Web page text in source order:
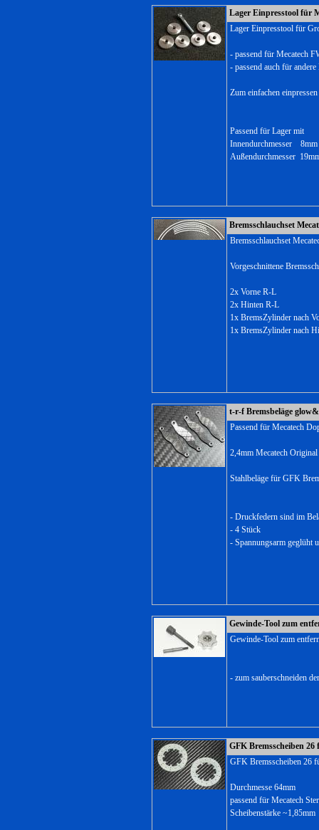
Lager Einpresstool für
Lager Einpresstool für
- passend für Mecatech
- passend auch für
Zum einfachen
Passend für Lager mit
Innendurchmesser 8mm
Außendurchmesser
Bremsschlauchset
Bremsschlauchset
Vorgeschnittene
2x Vorne R-L
2x Hinten R-L
1x BremsZylinder nach
1x BremsZylinder nach
t-r-f Bremsbeläge
Passend für Mecatech
2,4mm Mecatech
Stahlbeläge für GFK
- Druckfedern sind im
- 4 Stück
- Spannungsarm geglüht
Gewinde-Tool zum
Gewinde-Tool zum
- zum sauberschneiden
GFK Bremsscheiben
GFK Bremsscheiben 26
Durchmesse 64mm
passend für Mecatech
Scheibenstärke ~1,85mm